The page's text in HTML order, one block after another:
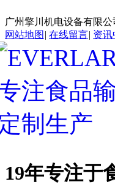
广州擎川机电设备有限
网站地图 | 在线留言| 资讯
19年专注于